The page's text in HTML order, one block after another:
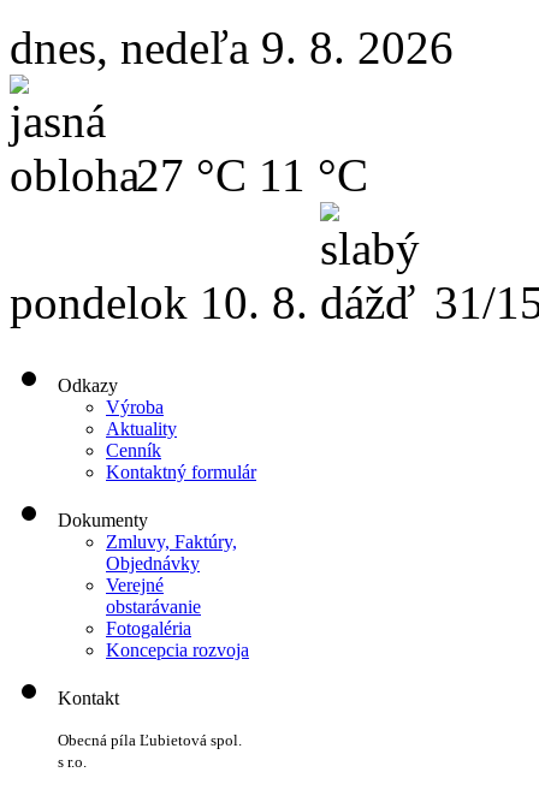
dnes, nedeľa 9. 8. 2026
27 °C 11 °C
pondelok 10. 8. 31/
Odkazy
Výroba
Aktuality
Cenník
Kontaktný formulár
Dokumenty
Zmluvy, Faktúry,
Objednávky
Verejné
obstarávanie
Fotogaléria
Koncepcia rozvoja
Kontakt
Obecná píla Ľubietová spol.
s r.o.